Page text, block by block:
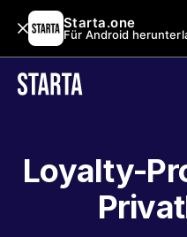
Starta.one
Für Android
Loyalty-